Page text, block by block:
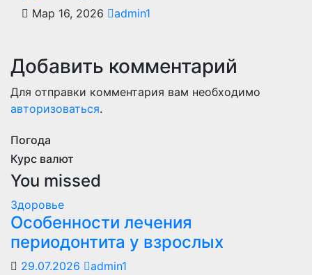
Мар 16, 2026 admin1
Добавить комментарий
Для отправки комментария вам необходимо
авторизоваться.
Погода
Курс валют
You missed
Здоровье
Особенности лечения
периодонтита у взрослых
29.07.2026
admin1